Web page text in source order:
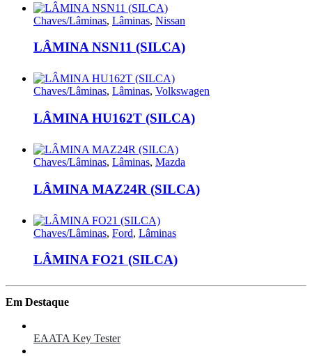
Chaves/Lâminas, Lâminas, Nissan
LÂMINA NSN11 (SILCA)
Chaves/Lâminas, Lâminas, Volkswagen
LÂMINA HU162T (SILCA)
Chaves/Lâminas, Lâminas, Mazda
LÂMINA MAZ24R (SILCA)
Chaves/Lâminas, Ford, Lâminas
LÂMINA FO21 (SILCA)
Em Destaque
EAATA Key Tester